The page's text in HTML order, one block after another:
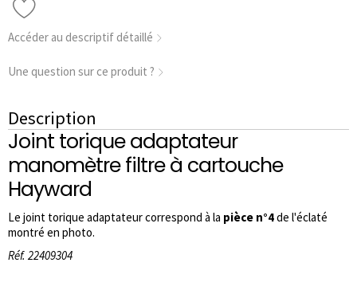
Accéder au descriptif détaillé
Une question sur ce produit ?
Description
Joint torique adaptateur
manomètre filtre à cartouche
Hayward
Le joint torique adaptateur correspond à la pièce n°4de l'éclaté
montré en photo.
Réf. 22409304